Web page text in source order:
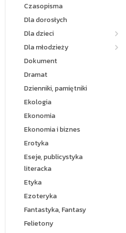
Czasopisma
Dla dorosłych
Dla dzieci
Dla młodzieży
Dokument
Dramat
Dzienniki, pamiętniki
Ekologia
Ekonomia
Ekonomia i biznes
Erotyka
Eseje, publicystyka
literacka
Etyka
Ezoteryka
Fantastyka, Fantasy
Felietony